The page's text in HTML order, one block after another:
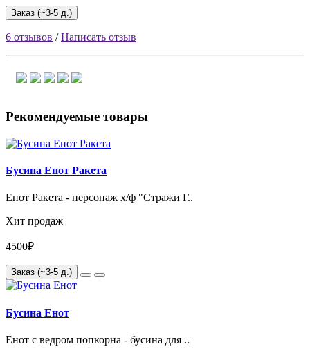
Заказ (~3-5 д.)
6 отзывов /Написать отзыв
Рекомендуемые товары
Бусина Енот Ракета
Енот Ракета - персонаж х/ф "Стражи Г..
Хит продаж
4500₽
Заказ (~3-5 д.)
Бусина Енот
Енот с ведром попкорна - бусина для ..